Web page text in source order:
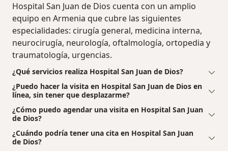
Hospital San Juan de Dios cuenta con un amplio
equipo en Armenia que cubre las siguientes
especialidades: cirugía general, medicina interna,
neurocirugía, neurología, oftalmología, ortopedia y
traumatología, urgencias.
¿Qué servicios realiza Hospital San Juan de Dios?
¿Puedo hacer la visita en Hospital San Juan de Dios en
línea, sin tener que desplazarme?
¿Cómo puedo agendar una visita en Hospital San Juan
de Dios?
¿Cuándo podría tener una cita en Hospital San Juan
de Dios?